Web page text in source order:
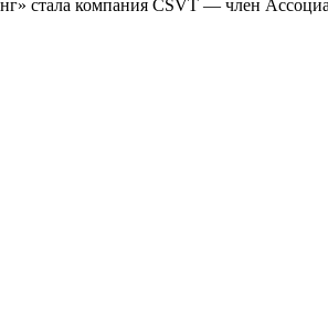
стала компания CSVT — член